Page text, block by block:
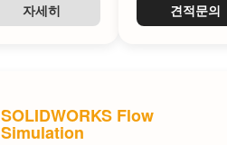
자세히 견적문의
SOLIDWORKS Flow
Simulation